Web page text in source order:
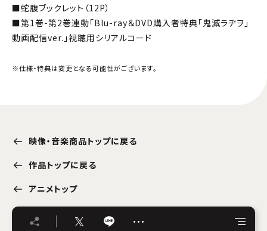
■蛇腹ブックレット（12P）
■第1巻-第2巻連動「Blu-ray＆DVD購入者特典「鬼滅ラヂヲ」
動画配信ver.」視聴用シリアルコード
※仕様・特典は変更となる可能性がございます。
映像・音楽商品トップに戻る
作品トップに戻る
アニメトップ
…